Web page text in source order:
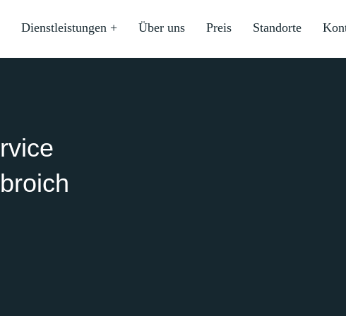
Dienstleistungen + Über uns Preis Standorte